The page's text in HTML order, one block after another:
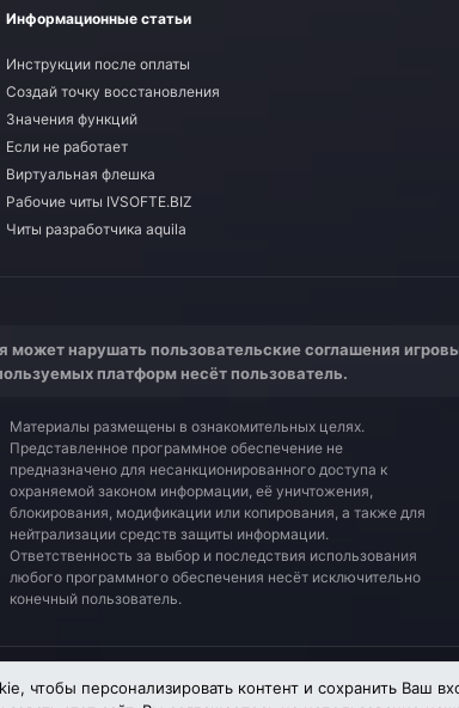
Информационные статьи
Инструкции после оплаты
Создай точку восстановления
Значения функций
Если не работает
Виртуальная флешка
Рабочие читы IVSOFTE.BIZ
Читы разработчика aquila
может нарушать пользовательские соглашения
платформ несёт пользователь.
Материалы размещены в ознакомительных целях.
Представленное программное обеспечение не
предназначено для несанкционированного доступа к
охраняемой законом информации, её уничтожения,
блокирования, модификации или копирования, а также для
нейтрализации средств защиты информации.
Ответственность за выбор и последствия использования
любого программного обеспечения несёт исключительно
конечный пользователь.
Обратная связь Условия и
чтобы персонализировать контент и сохранить Ваш